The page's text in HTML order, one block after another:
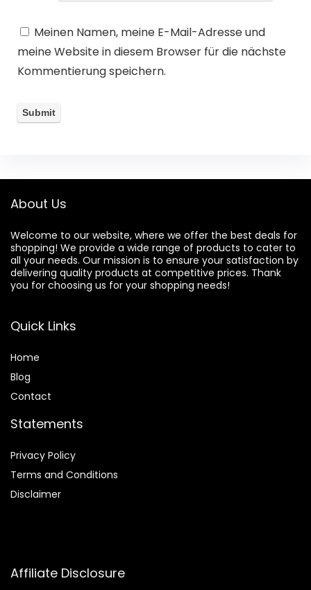
Meinen Namen, meine E-Mail-Adresse und
meine Website in diesem Browser für die nächste
Kommentierung speichern.
About Us
Welcome to our website, where we offer the best deals for
shopping! We provide a wide range of products to cater to
all your needs. Our mission is to ensure your satisfaction by
delivering quality products at competitive prices. Thank
you for choosing us for your shopping needs!
Quick Links
Home
Blog
Contact
Statements
Privacy Policy
Terms and Conditions
Disclaimer
Affiliate Disclosure